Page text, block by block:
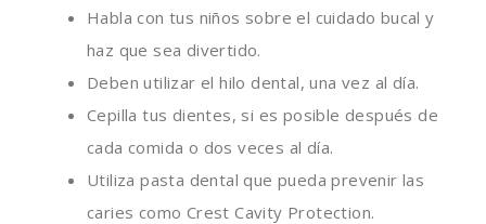
Habla con tus niños sobre el cuidado bucal y
haz que sea divertido.
Deben utilizar el hilo dental, una vez al día.
Cepilla tus dientes, si es posible después de
cada comida o dos veces al día.
Utiliza pasta dental que pueda prevenir las
caries como Crest Cavity Protection.